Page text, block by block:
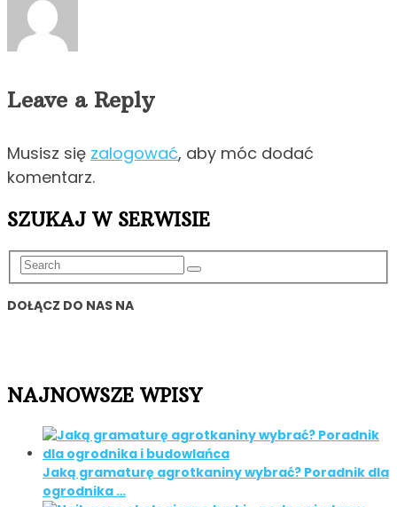
Leave a Reply
Musisz się zalogować, aby móc dodać
komentarz.
SZUKAJ W SERWISIE
DOŁĄCZ DO NAS NA
NAJNOWSZE WPISY
Jaką gramaturę agrotkaniny wybrać? Poradnik dla
ogrodnika …